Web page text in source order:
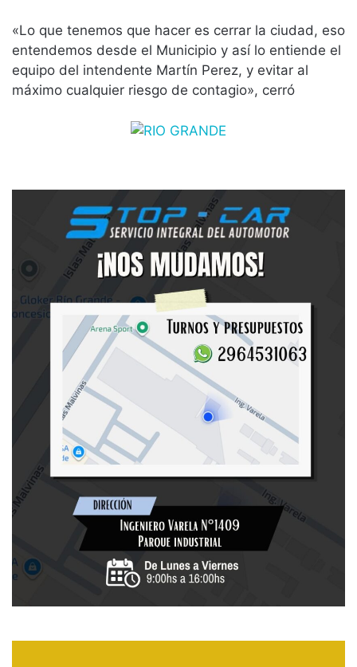
«Lo que tenemos que hacer es cerrar la ciudad, eso
entendemos desde el Municipio y así lo entiende el
equipo del intendente Martín Perez, y evitar al
máximo cualquier riesgo de contagio», cerró